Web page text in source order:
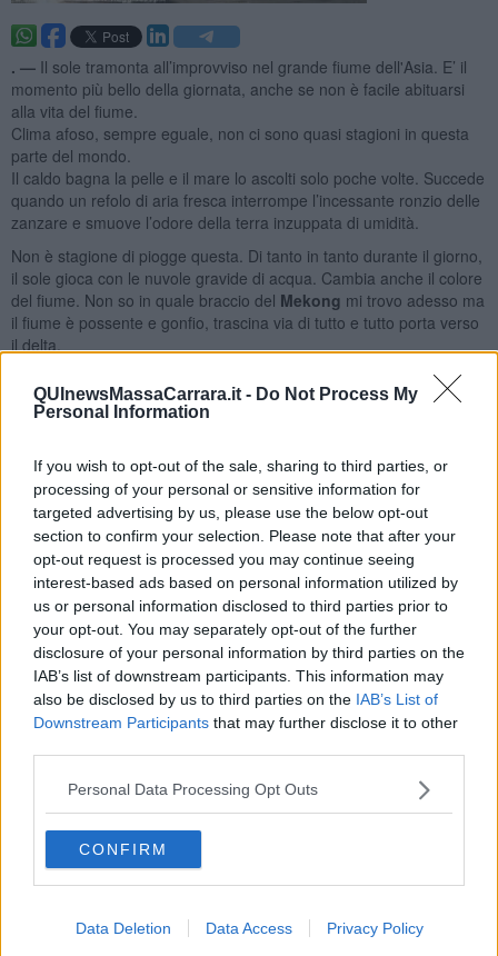
QUInewsMassaCarrara.it - Do Not Process My
Personal Information
If you wish to opt-out of the sale, sharing to third parties, or
processing of your personal or sensitive information for
targeted advertising by us, please use the below opt-out
section to confirm your selection. Please note that after your
opt-out request is processed you may continue seeing
interest-based ads based on personal information utilized by
us or personal information disclosed to third parties prior to
your opt-out. You may separately opt-out of the further
disclosure of your personal information by third parties on the
IAB’s list of downstream participants. This information may
also be disclosed by us to third parties on the IAB’s List of
Downstream Participants that may further disclose it to other
Personal Data Processing Opt Outs
CONFIRM
Data Deletion Data Access Privacy Policy
. — Il sole tramonta all’improvviso nel grande fiume dell'Asia. E’ il
momento più bello della giornata, anche se non è facile abituarsi
alla vita del fiume.
Clima afoso, sempre eguale, non ci sono quasi stagioni in questa
parte del mondo.
Il caldo bagna la pelle e il mare lo ascolti solo poche volte. Succede
quando un refolo di aria fresca interrompe l’incessante ronzio delle
zanzare e smuove l’odore della terra inzuppata di umidità.
Non è stagione di piogge questa. Di tanto in tanto durante il giorno,
il sole gioca con le nuvole gravide di acqua. Cambia anche il colore
del fiume. Non so in quale braccio del Mekong mi trovo adesso ma
il fiume è possente e gonfio, trascina via di tutto e tutto porta verso
il delta.
di foglie verdissime. Grasse e rigogliose, sono bellissime.
Eccolo qui il fiume che attraversa la vecchia Indocina, parte dal
Tibet attraversa la Cina, il Laos, la Birmania , la Cambogia e infine il
Vietnam. Trascina di tutto nel
suo lungo percorso . Dalle carogne dei bufali e dei cani alle bolle
velenose delle discariche degli agglomerati civili e industriali e, non
moltissimi anni fa , portava anche i cadaveri raccolti lungo i conflitti
dei paesi attraversati.
Devo abituarmi a questo fatto di unMekongtra i fiumi più inquinati
del mondo. Sono ormai diversi anni che, a periodi alterni, vengo da
queste parti. D'altronde, ne sono certo,il Fiume Mekong, fra
tragedia e incanto, mi darà alcune buone indicazioni e anche tante
Tito Barbini